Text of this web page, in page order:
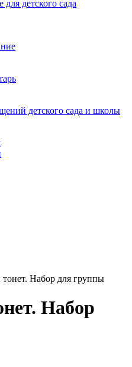
детского сада
детского сада и школы
тонет. Набор для группы
Набор